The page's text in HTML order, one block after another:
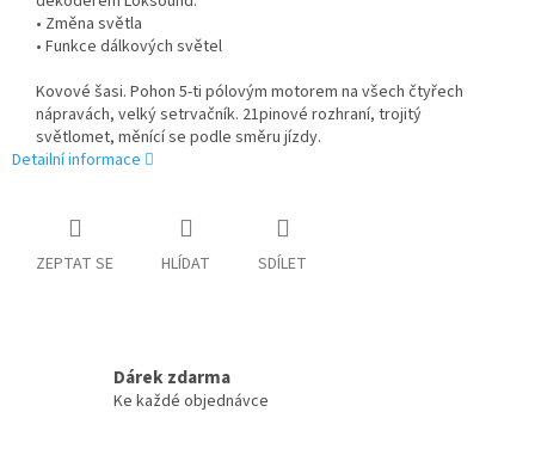
• Změna světla
• Funkce dálkových světel
Kovové šasi. Pohon 5-ti pólovým motorem na všech čtyřech
nápravách, velký setrvačník. 21pinové rozhraní, trojitý
světlomet, měnící se podle směru jízdy.
Detailní informace
ZEPTAT SE HLÍDAT SDÍLET
Dárek zdarma
Ke každé objednávce